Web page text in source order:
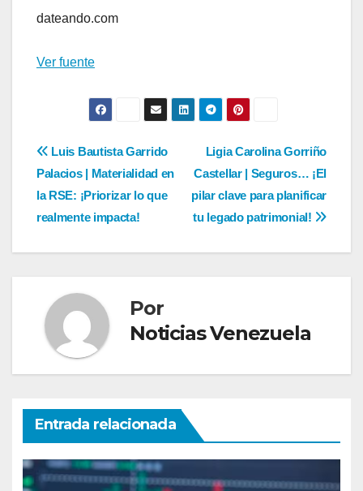
de
entradas
dateando.com
Ver fuente
Navegación
de
entradas
Ligia Carolina Gorriño
Castellar | Seguros… ¡El
pilar clave para planificar
tu legado patrimonial!
Luis Bautista Garrido
Palacios | Materialidad en
la RSE: ¡Priorizar lo que
realmente impacta!
Por
Noticias Venezuela
Entrada relacionada